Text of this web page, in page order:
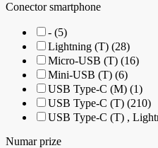
Conector smartphone
- (5)
Lightning (T) (28)
Micro-USB (T) (16)
Mini-USB (T) (6)
USB Type-C (M) (1)
USB Type-C (T) (210)
USB Type-C (T) ,
Numar prize